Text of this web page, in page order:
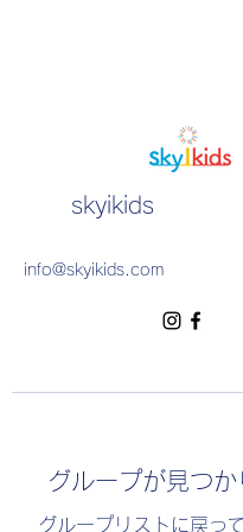
skyikids
info@skyikids.com
グループが見つか
グループリストに戻っ